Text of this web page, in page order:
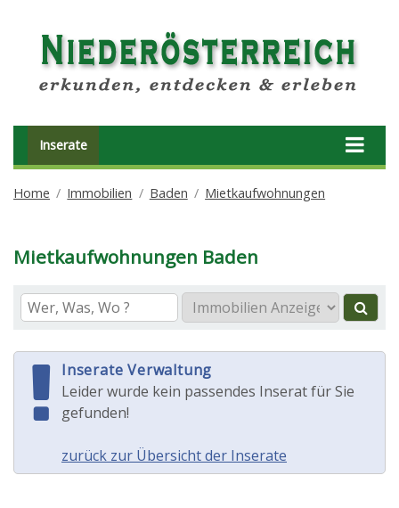
Inserate
Home Immobilien Baden Mietkaufwohnungen
Mietkaufwohnungen Baden
Inserate Verwaltung
Leider wurde kein passendes Inserat für Sie
gefunden!
zurück zur Übersicht der Inserate